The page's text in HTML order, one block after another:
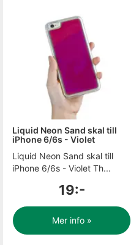
Liquid Neon Sand skal till
iPhone 6/6s - Violet
Liquid Neon Sand skal till
iPhone 6/6s - Violet Th...
19:-
Mer info »